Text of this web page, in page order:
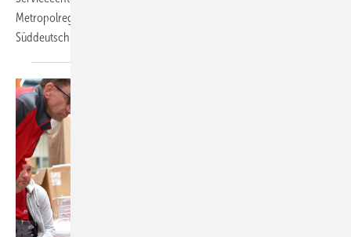
Metropolregion Nürnberg richtet sich an Partner in
Süddeutschland.